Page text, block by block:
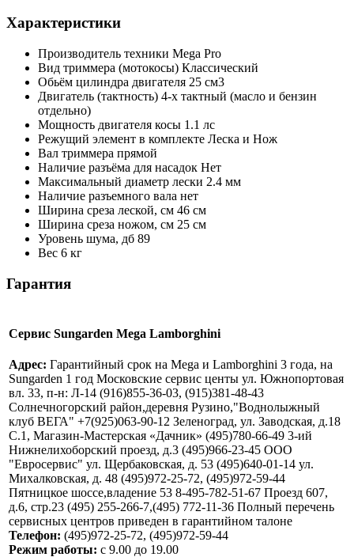
Характеристики
Производитель техники Mega Pro
Вид триммера (мотокосы) Классический
Обьём цилиндра двигателя 25 см3
Двигатель (тактность) 4-х тактный (масло и бензин
отдельно)
Мощность двигателя косы 1.1 лс
Режущий элемент в комплекте Леска и Нож
Вал триммера прямой
Наличие разъёма для насадок Нет
Максимальный диаметр лески 2.4 мм
Наличие разъемного вала нет
Ширина среза леской, см 46 см
Ширина среза ножом, см 25 см
Уровень шума, дб 89
Вес 6 кг
Гарантия
Сервис Sungarden Mega Lamborghini
Адрес: Гарантийный срок на Mega и Lamborghini 3 года, на
Sungarden 1 год Московские сервис центы ул. Южнопортовая
вл. 33, п-н: Л-14 (916)855-36-03, (915)381-48-43
Солнечногорский район,деревня Рузино,"Воднолыжный
клуб ВЕГА" +7(925)063-90-12 Зеленоград, ул. Заводская, д.18
С.1, Магазин-Мастерская «Дачник» (495)780-66-49 3-ий
Нижнелихоборский проезд, д.3 (495)966-23-45 ООО
"Евросервис" ул. Щербаковская, д. 53 (495)640-01-14 ул.
Михалковская, д. 48 (495)972-25-72, (495)972-59-44
Пятницкое шоссе,владение 53 8-495-782-51-67 Проезд 607,
д.6, стр.23 (495) 255-266-7,(495) 772-11-36 Полный перечень
сервисных центров приведен в гарантийном талоне
Телефон: (495)972-25-72, (495)972-59-44
Режим работы: с 9.00 до 19.00